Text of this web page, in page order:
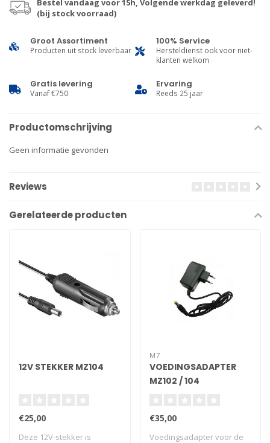
Bestel vandaag voor 15h, Volgende werkdag geleverd!
(bij stock voorraad)
Groot Assortiment
Producten uit stock leverbaar
100% Service
Hersteldienst ook voor niet-
klanten welkom
Gratis levering
Vanaf €750
Ervaring
Reeds 25 jaar
Productomschrijving
Geen informatie gevonden
Reviews
Gerelateerde producten
12V STEKKER MZ104
€25,00
Deze 12V-stekker is
M7
VOEDINGSADAPTER
MZ102 / 104
€35,00
Voedingsadapter voor de